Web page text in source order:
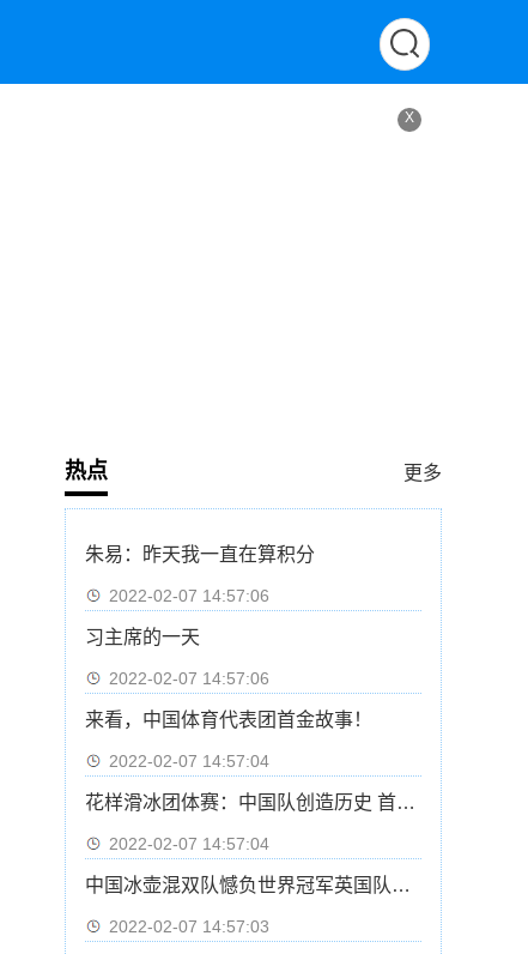
X
热点 更多
朱易：昨天我一直在算积分
2022-02-07 14:57:06
习主席的一天
2022-02-07 14:57:06
来看，中国体育代表团首金故事！
2022-02-07 14:57:04
花样滑冰团体赛：中国队创造历史 首次晋级自由滑
2022-02-07 14:57:04
中国冰壶混双队憾负世界冠军英国队基本无缘四强
2022-02-07 14:57:03